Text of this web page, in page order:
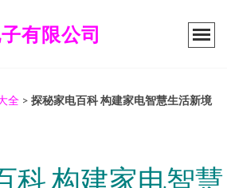
有限公司
全 > 探秘家电百科 构建家电智慧生活新境
科 构建家电智慧